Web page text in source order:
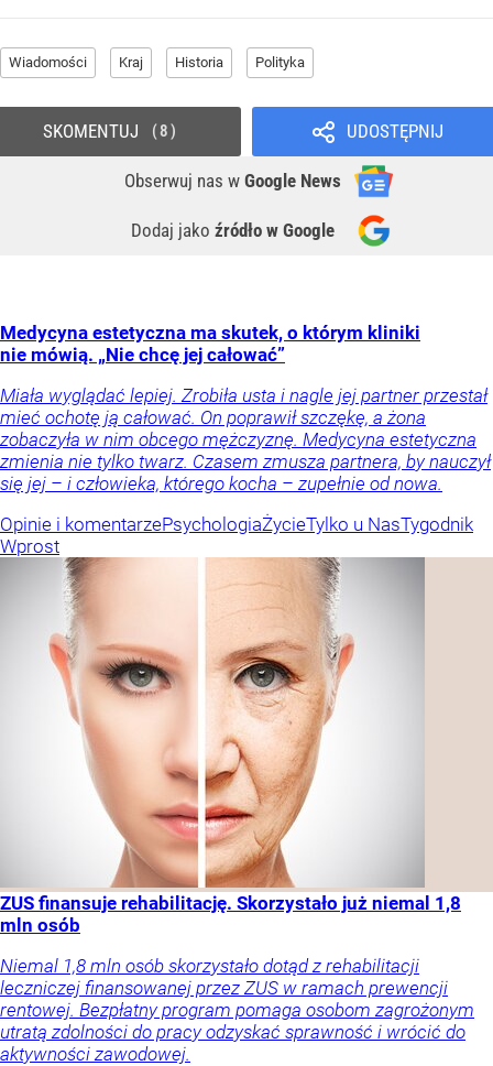
Wiadomości Kraj Historia Polityka
UDOSTĘPNIJ
Obserwuj nas w Google News
Dodaj jako źródło w Google
SKOMENTUJ 8
Medycyna estetyczna ma skutek, o którym kliniki
nie mówią. „Nie chcę jej całować”
Miała wyglądać lepiej. Zrobiła usta i nagle jej partner przestał
mieć ochotę ją całować. On poprawił szczękę, a żona
zobaczyła w nim obcego mężczyznę. Medycyna estetyczna
zmienia nie tylko twarz. Czasem zmusza partnera, by nauczył
się jej – i człowieka, którego kocha – zupełnie od nowa.
Opinie i komentarzePsychologiaŻycieTylko u NasTygodnik
Wprost
ZUS finansuje rehabilitację. Skorzystało już niemal 1,8
mln osób
Niemal 1,8 mln osób skorzystało dotąd z rehabilitacji
leczniczej finansowanej przez ZUS w ramach prewencji
rentowej. Bezpłatny program pomaga osobom zagrożonym
utratą zdolności do pracy odzyskać sprawność i wrócić do
aktywności zawodowej.